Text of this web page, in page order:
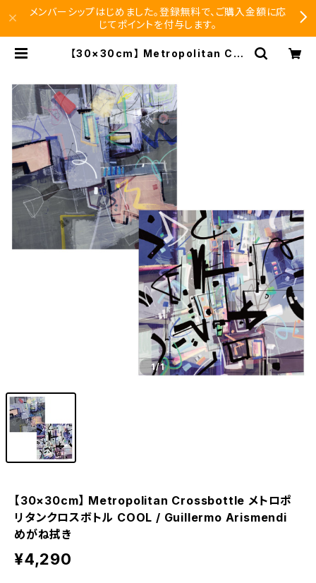
メンバーシップはじめました。登録無料で、ご購入金額に応
じてポイントを付与します。
【30×30cm】 Metropolitan Cro
i めがね拭き | SEISHIDO
1/1
【30×30cm】 Metropolitan Crossbottle メトロポ
リタンクロスボトル COOL / Guillermo Arismendi
めがね拭き
¥4,290